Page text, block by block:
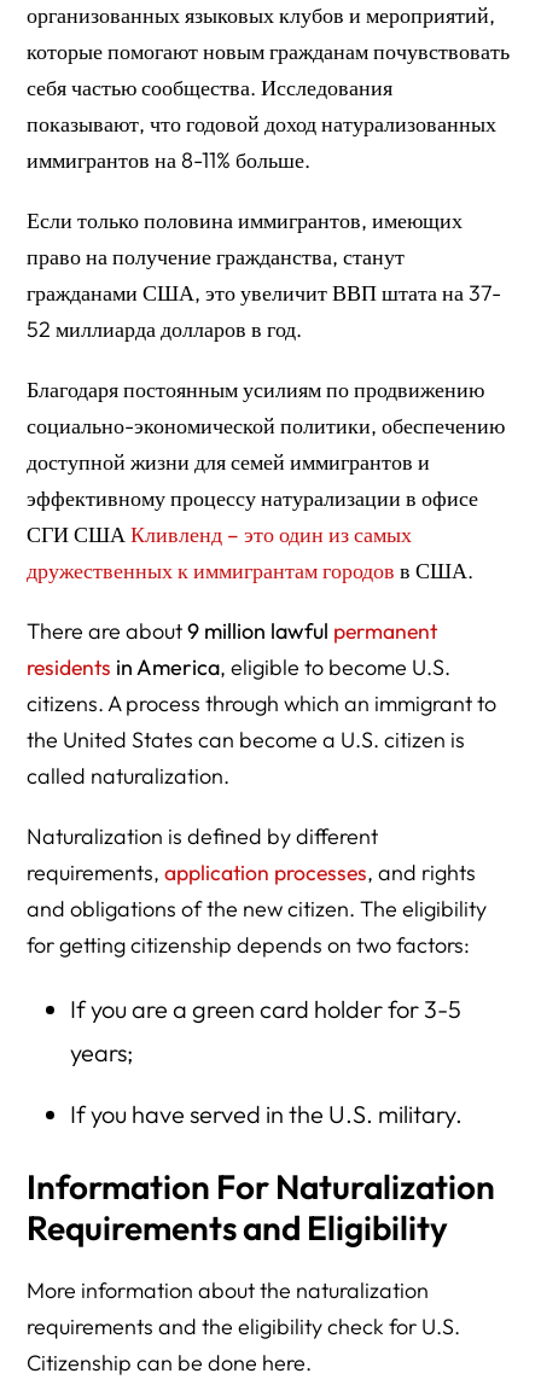
организованных языковых клубов и мероприятий,
которые помогают новым гражданам почувствовать
себя частью сообщества. Исследования
показывают, что годовой доход натурализованных
иммигрантов на 8-11% больше.
Если только половина иммигрантов, имеющих
право на получение гражданства, станут
гражданами США, это увеличит ВВП штата на 37-
52 миллиарда долларов в год.
Благодаря постоянным усилиям по продвижению
социально-экономической политики, обеспечению
доступной жизни для семей иммигрантов и
эффективному процессу натурализации в офисе
СГИ СШАКливленд – это один из самых
дружественных к иммигрантам городов в США.
There are about9 million lawful permanent
residents in America, eligible to become U.S.
citizens. A process through which an immigrant to
the United States can become a U.S. citizen is
called naturalization.
Naturalization is defined by different
requirements,application processes, and rights
and obligations of the new citizen. The eligibility
for getting citizenship depends on two factors:
If you are a green card holder for 3-5
years;
If you have served in the U.S. military.
Information For Naturalization
Requirements and Eligibility
More information about the naturalization
requirements and the eligibility check for U.S.
Citizenship can be done here.